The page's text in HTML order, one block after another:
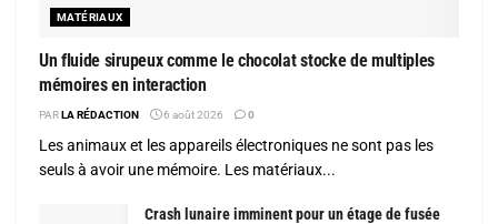
MATÉRIAUX
Un fluide sirupeux comme le chocolat stocke de multiples
mémoires en interaction
PARLA RÉDACTION 6 août 2026 0
Les animaux et les appareils électroniques ne sont pas les
seuls à avoir une mémoire. Les matériaux...
Crash lunaire imminent pour un étage de fusée